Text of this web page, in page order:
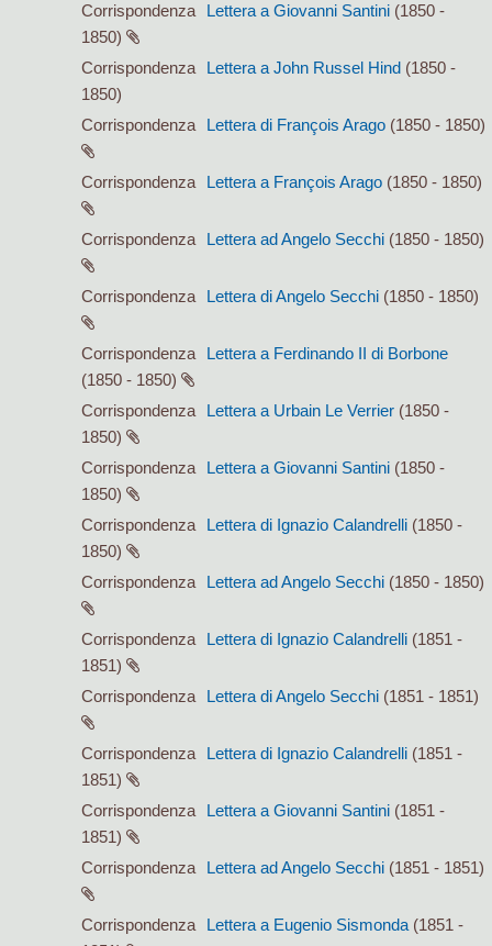
Corrispondenza
Lettera a Giovanni Santini (1850 -
1850)
Corrispondenza
Lettera a John Russel Hind (1850 -
1850)
Corrispondenza
Lettera di François Arago (1850 - 1850)
Corrispondenza Lettera a François Arago (1850 - 1850)
Corrispondenza Lettera ad Angelo Secchi (1850 - 1850)
Corrispondenza Lettera di Angelo Secchi (1850 - 1850)
Corrispondenza
Lettera a Ferdinando II di Borbone
(1850 - 1850)
Corrispondenza
Lettera a Urbain Le Verrier (1850 -
1850)
Corrispondenza
Lettera a Giovanni Santini (1850 -
1850)
Corrispondenza
Lettera di Ignazio Calandrelli (1850 -
1850)
Corrispondenza
Lettera ad Angelo Secchi (1850 - 1850)
Corrispondenza Lettera di Ignazio Calandrelli (1851 -
1851)
Corrispondenza
Lettera di Angelo Secchi (1851 - 1851)
Corrispondenza Lettera di Ignazio Calandrelli (1851 -
1851)
Corrispondenza
Lettera a Giovanni Santini (1851 -
1851)
Corrispondenza
Lettera ad Angelo Secchi (1851 - 1851)
Corrispondenza Lettera a Eugenio Sismonda (1851 -